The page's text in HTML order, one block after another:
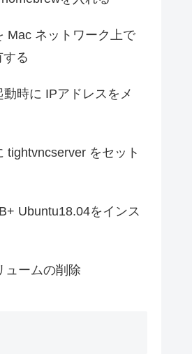
Mac ネットワーク上で
する
時に IPアドレスをメ
tightvncserver をセット
Ubuntu18.04をインス
ュームの削除